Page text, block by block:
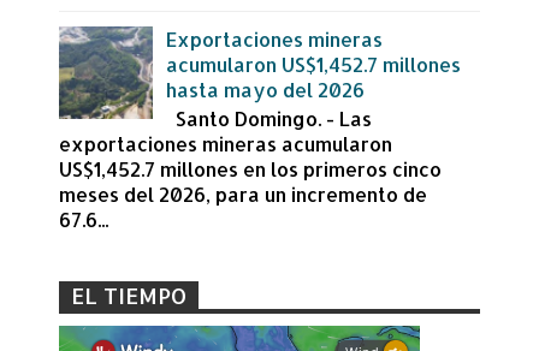
Exportaciones mineras
acumularon US$1,452.7 millones
hasta mayo del 2026
Santo Domingo. - Las
exportaciones mineras acumularon
US$1,452.7 millones en los primeros cinco
meses del 2026, para un incremento de
67.6...
EL TIEMPO